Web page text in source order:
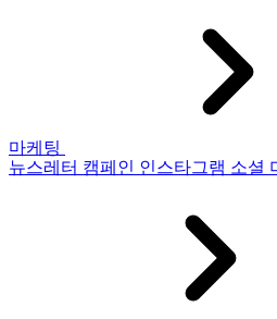
마케팅
뉴스레터 캠페인 인스타그램 소셜